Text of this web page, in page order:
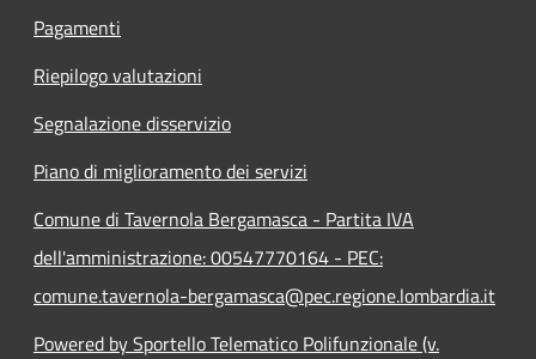
Pagamenti
Riepilogo valutazioni
Segnalazione disservizio
Piano di miglioramento dei servizi
Comune di Tavernola Bergamasca - Partita IVA
dell'amministrazione: 00547770164 - PEC:
comune.tavernola-bergamasca@pec.regione.lombardia.it
Powered by Sportello Telematico Polifunzionale (v.